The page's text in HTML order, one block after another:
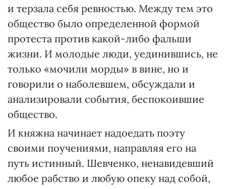
и терзала себя ревностью. Между тем это
общество было определенной формой
протеста против какой-либо фальши
жизни. И молодые люди, уединившись, не
только «мочили морды» в вине, но и
говорили о наболевшем, обсуждали и
анализировали события, беспокоившие
общество.
И княжна начинает надоедать поэту
своими поучениями, направляя его на
путь истинный. Шевченко, ненавидевший
любое рабство и любую опеку над собой,